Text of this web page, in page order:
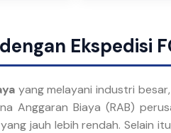
Ekspedisi
yang melayani industri
Anggaran Biaya (RAB)
jauh lebih rendah. Selain